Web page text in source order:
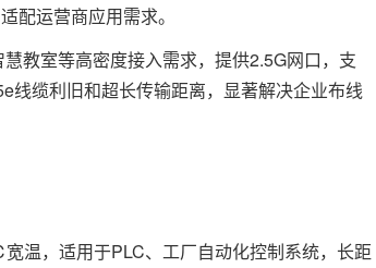
配运营商应用需求。
教室等高密度接入需求，提供2.5G网口，支
线缆利旧和超长传输距离，显著解决企业布线
，适用于PLC、工厂自动化控制系统，长距